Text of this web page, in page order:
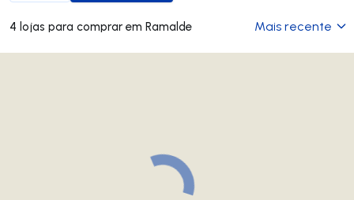
4 lojas para comprar em Ramalde Mais recente